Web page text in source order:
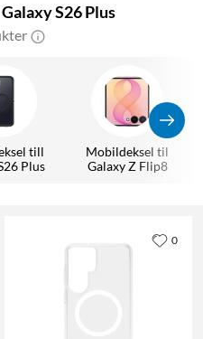
S26 Plus
till
Plus
Mobildeksel til
Galaxy Z Flip8
0